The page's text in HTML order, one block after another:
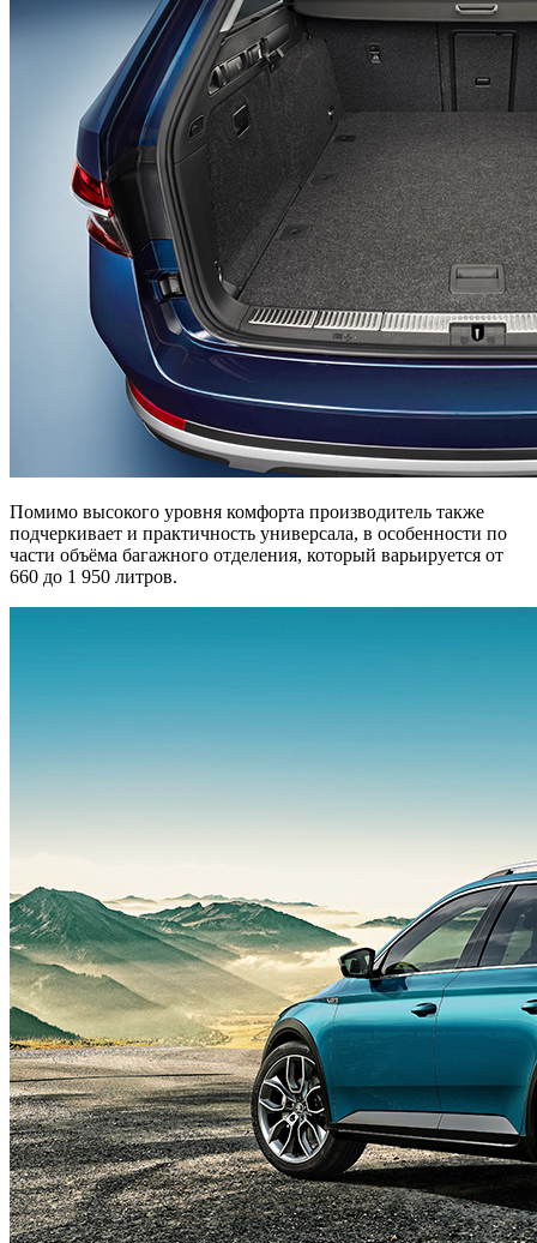
Помимо высокого уровня комфорта производитель также
подчеркивает и практичность универсала, в особенности по
части объёма багажного отделения, который варьируется от
660 до 1 950 литров.